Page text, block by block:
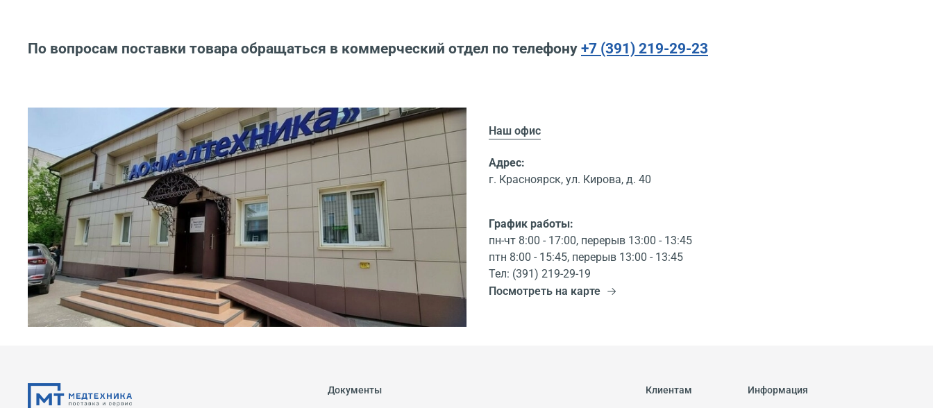
По вопросам поставки товара обращаться в коммерческий отдел по телефону +7 (391) 219-29-23
Наш офис
Адрес:
г. Красноярск, ул. Кирова, д. 40
График работы:
пн-чт 8:00 - 17:00, перерыв 13:00 - 13:45
птн 8:00 - 15:45, перерыв 13:00 - 13:45
Тел: (391) 219-29-19
Посмотреть на карте
Документы Клиентам Информация